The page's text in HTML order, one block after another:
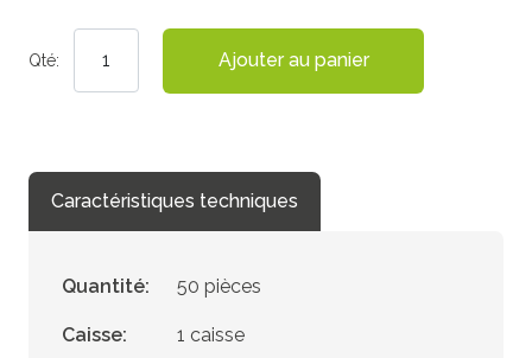
Qté: Ajouter au panier
Caractéristiques techniques
Quantité: 50 pièces
Caisse: 1 caisse